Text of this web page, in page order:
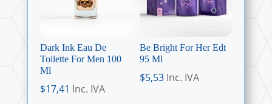
Dark Ink Eau De
Toilette For Men 100
Ml
$17,41 Inc. IVA
Be Bright For Her Edt
95 Ml
$5,53 Inc. IVA